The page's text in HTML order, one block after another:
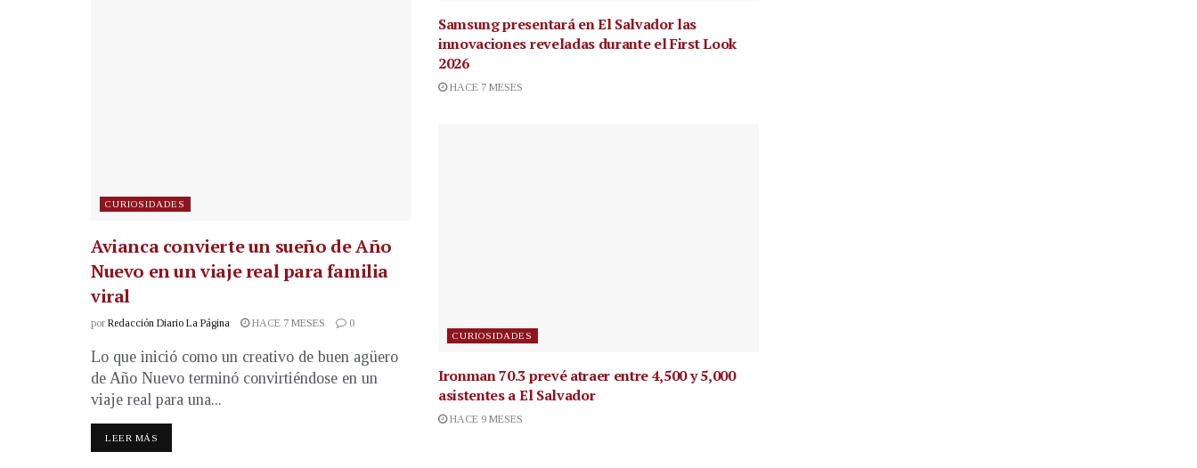
CURIOSIDADES
Avianca convierte un sueño de Año
Nuevo en un viaje real para familia
viral
por Redacción Diario La Página HACE 7 MESES 0
Lo que inició como un creativo de buen agüero
de Año Nuevo terminó convirtiéndose en un
viaje real para una...
LEER MÁS
Samsung presentará en El Salvador las
innovaciones reveladas durante el First Look
2026
HACE 7 MESES
CURIOSIDADES
Ironman 70.3 prevé atraer entre 4,500 y 5,000
asistentes a El Salvador
HACE 9 MESES